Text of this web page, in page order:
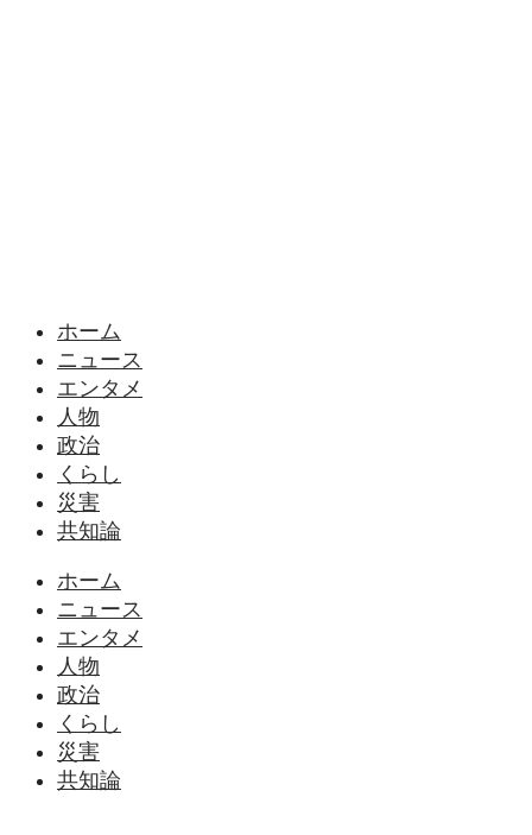
ホーム
ニュース
エンタメ
人物
政治
くらし
災害
共知論
ホーム
ニュース
エンタメ
人物
政治
くらし
災害
共知論